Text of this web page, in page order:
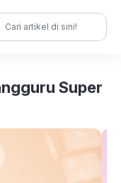
Super